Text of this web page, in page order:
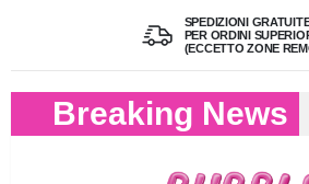
SPEDIZIONI
PER ORDINI
(ECCETTO ZONE
Breaking News